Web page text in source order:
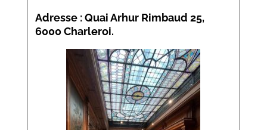
Adresse : Quai Arhur Rimbaud 25,
6000 Charleroi.